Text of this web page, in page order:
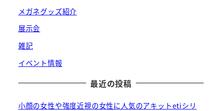
メガネグッズ紹介
展示会
雑記
イベント情報
最近の投稿
小顔の女性や強度近視の女性に人気のアキットetiシリ